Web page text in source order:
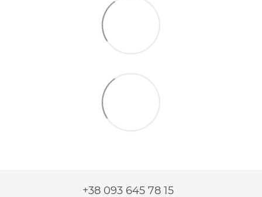
+38 093 645 78 15